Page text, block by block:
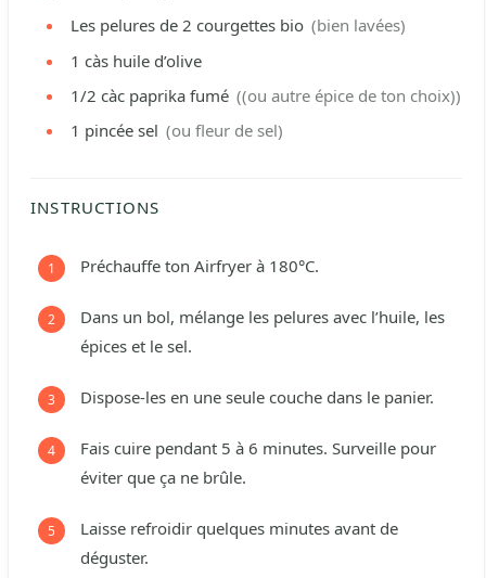
Les pelures de 2 courgettes bio (bien lavées)
1 càs huile d’olive
1/2 càc paprika fumé ((ou autre épice de ton choix))
1 pincée sel (ou fleur de sel)
INSTRUCTIONS
Préchauffe ton Airfryer à 180°C.
Dans un bol, mélange les pelures avec l’huile, les
épices et le sel.
Dispose-les en une seule couche dans le panier.
Fais cuire pendant 5 à 6 minutes. Surveille pour
éviter que ça ne brûle.
Laisse refroidir quelques minutes avant de
déguster.